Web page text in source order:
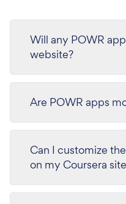
Will any POWR
website?
Are POWR apps
Can I customize
on my Coursera